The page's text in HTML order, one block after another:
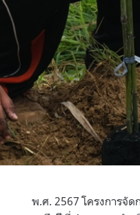
พ.ศ. 2567 โครงการจั